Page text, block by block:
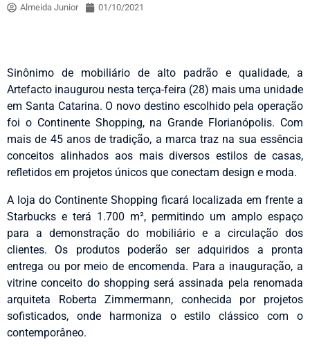
Almeida Junior 01/10/2021
Sinônimo de mobiliário de alto padrão e qualidade, a
Artefacto inaugurou nesta terça-feira (28) mais uma unidade
em Santa Catarina. O novo destino escolhido pela operação
foi o Continente Shopping, na Grande Florianópolis. Com
mais de 45 anos de tradição, a marca traz na sua essência
conceitos alinhados aos mais diversos estilos de casas,
refletidos em projetos únicos que conectam design e moda.
A loja do Continente Shopping ficará localizada em frente a
Starbucks e terá 1.700 m², permitindo um amplo espaço
para a demonstração do mobiliário e a circulação dos
clientes. Os produtos poderão ser adquiridos a pronta
entrega ou por meio de encomenda. Para a inauguração, a
vitrine conceito do shopping será assinada pela renomada
arquiteta Roberta Zimmermann, conhecida por projetos
sofisticados, onde harmoniza o estilo clássico com o
contemporâneo.